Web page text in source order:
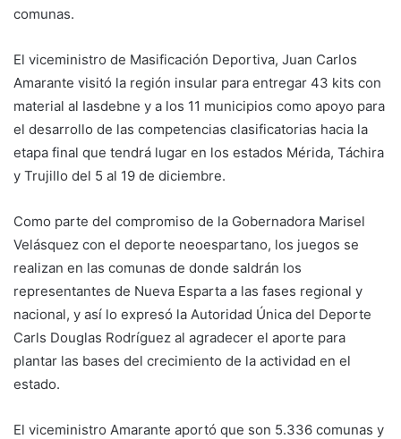
comunas.
El viceministro de Masificación Deportiva, Juan Carlos
Amarante visitó la región insular para entregar 43 kits con
material al Iasdebne y a los 11 municipios como apoyo para
el desarrollo de las competencias clasificatorias hacia la
etapa final que tendrá lugar en los estados Mérida, Táchira
y Trujillo del 5 al 19 de diciembre.
Como parte del compromiso de la Gobernadora Marisel
Velásquez con el deporte neoespartano, los juegos se
realizan en las comunas de donde saldrán los
representantes de Nueva Esparta a las fases regional y
nacional, y así lo expresó la Autoridad Única del Deporte
Carls Douglas Rodríguez al agradecer el aporte para
plantar las bases del crecimiento de la actividad en el
estado.
El viceministro Amarante aportó que son 5.336 comunas y